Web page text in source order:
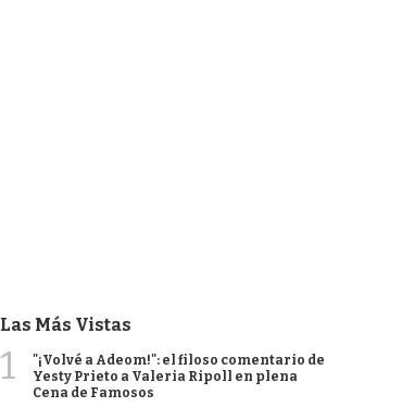
Las Más Vistas
1
"¡Volvé a Adeom!": el filoso comentario de
Yesty Prieto a Valeria Ripoll en plena
Cena de Famosos